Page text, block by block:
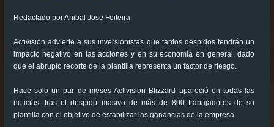
Redactado por Anibal Jose Feiteira
Activision advierte a sus inversionistas que tantos despidos tendrán un
impacto negativo en las acciones y en su economía en general, dado
que el abrupto recorte de la plantilla representa un factor de riesgo.
Hace solo un par de meses Activision Blizzard apareció en todas las
noticias, tras el despido masivo de más de 800 trabajadores de su
plantilla con el objetivo de estabilizar las ganancias de la empresa.